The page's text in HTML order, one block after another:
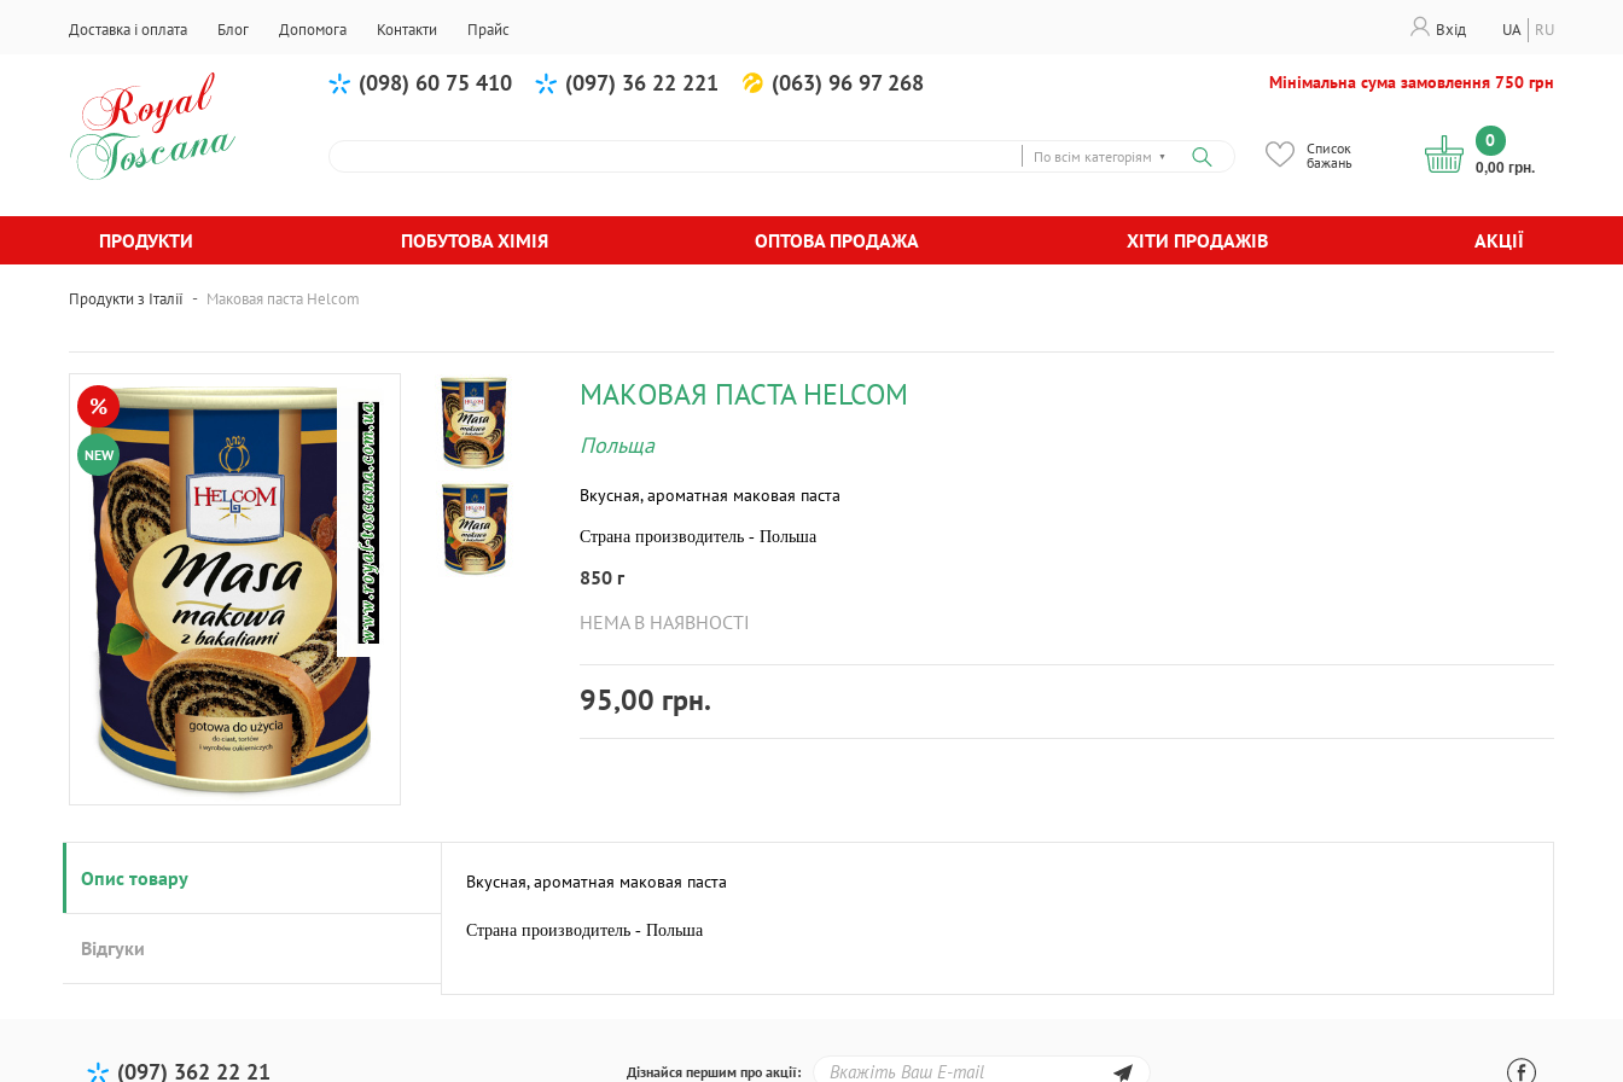
Доставка і оплата Блог Допомога Контакти Прайс Вхід RU
UA
(098) 60 75 410 (097) 36 22 221 (063) 96 97 268 Мінімальна сума замовлення 750 грн
По всім категоріям ▼
Список
бажань
0
0,00 грн.
ПРОДУКТИ ПОБУТОВА ХІМІЯ ОПТОВА ПРОДАЖА ХІТИ ПРОДАЖІВ АКЦІЇ
Продукти з Італії - Маковая паста Helcom
NEW
% МАКОВАЯ ПАСТА HELCOM
Польща
Вкусная, ароматная маковая паста
Страна производитель - Польша
850 г
НЕМА В НАЯВНОСТІ
95,00 грн.
Опис товару
Відгуки
Вкусная, ароматная маковая паста
Страна производитель - Польша
(097) 362 22 21 Дізнайся першим про акції: